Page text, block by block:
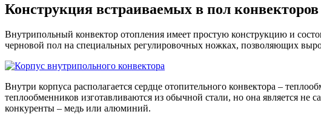
Конструкция встраиваемых в пол
Внутрипольный конвектор отопления имеет простую конструкцию и
черновой пол на специальных регулировочных ножках, позволяющих
Внутри корпуса располагается сердце отопительного конвектора –
теплообменников изготавливаются из обычной стали, но она является
конкуренты – медь или алюминий.